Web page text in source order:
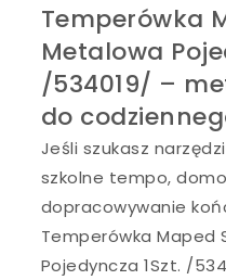
Temperówka
Metalowa
/534019/ –
do
Jeśli szukasz
szkolne tempo,
dopracowywanie
Temperówka Maped
Pojedyncza 1Szt. /